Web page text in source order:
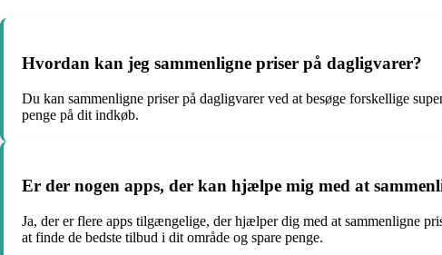
Hvordan kan jeg sammenligne priser på dagligvarer?
Du kan sammenligne priser på dagligvarer ved at besøge forskellige
penge på dit indkøb.
Er der nogen apps, der kan hjælpe mig med at
Ja, der er flere apps tilgængelige, der hjælper dig med at sammenligne
at finde de bedste tilbud i dit område og spare penge.